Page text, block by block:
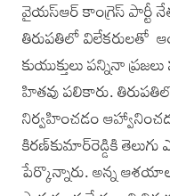
వైయస్‌ఆర్ కాంగ్రెస్ పార్టీ
తిరుపతిలో విలేకరులతో
కుయుక్తులు పన్నినా
హితవు పలికారు.
నిర్వహించడం
కిరణ్‌కుమార్‌రెడ్డికి
పేర్కొన్నారు. అన్న